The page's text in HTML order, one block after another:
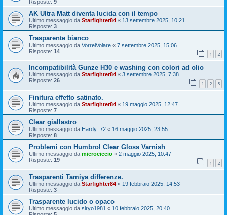
Risposte: 9
AK Ultra Matt diventa lucida con il tempo
Ultimo messaggio da Starfighter84 « 13 settembre 2025, 10:21
Risposte: 3
Trasparente bianco
Ultimo messaggio da VorreiVolare « 7 settembre 2025, 15:06
Risposte: 14 1 2
Incompatibilità Gunze H30 e washing con colori ad olio
Ultimo messaggio da Starfighter84 « 3 settembre 2025, 7:38
Risposte: 26 1 2 3
Finitura effetto satinato.
Ultimo messaggio da Starfighter84 « 19 maggio 2025, 12:47
Risposte: 7
Clear giallastro
Ultimo messaggio da Hardy_72 « 16 maggio 2025, 23:55
Risposte: 8
Problemi con Humbrol Clear Gloss Varnish
Ultimo messaggio da microciccio « 2 maggio 2025, 10:47
Risposte: 19 1 2
Trasparenti Tamiya differenze.
Ultimo messaggio da Starfighter84 « 19 febbraio 2025, 14:53
Risposte: 3
Trasparente lucido o opaco
Ultimo messaggio da siryo1981 « 10 febbraio 2025, 20:40